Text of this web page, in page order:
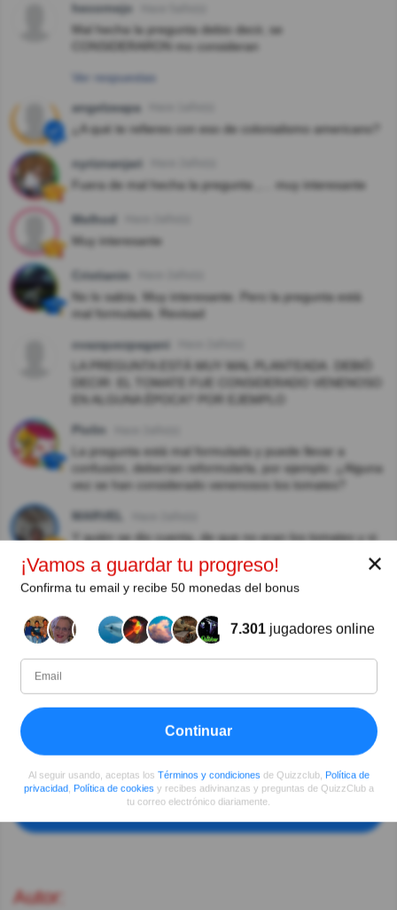
hecornejo
Mal hecha la pregunta debio decir, se
CONSIDERARON mo consideran
Ver respuestas
angelzeapa
¿A qué te refieres con eso de colonialismo americano?
nyriznanjari
Fuera de mal hecha la pregunta ,… muy interesante
Melhod
Muy interesante
Cristianin
No lo sabía. Muy interesante. Pero la pregunta está
mal formulada. Revisad
cvazquezpagani
LA PREGUNTA ESTÁ MUY MAL PLANTEADA. DEBIÓ
DECIR: EL TOMATE FUE CONSIDERADO VENENOSO
EN ALGUNA ÉPOCA? POR EJEMPLO
Piolin
La pregunta está mal formulada y puede llevar a
confusión, deberían reformularla, por ejemplo: ¿Alguna
vez se han considerado venenosos los tomates?
MARVEL
Y quién se dio cuenta, de que no eran los tomates y si
Sunem Hace 3año(s)
RPO Hace 3año(s)
Pregunta mal planteada, pero el tema es interesante
Rex Ochoa Hace 3año(s)
Ver más comentarios
Autor:
✕
¡Vamos a guardar tu progreso!
Confirma tu email y recibe 50 monedas del bonus
7.301 jugadores online
Continuar
Al seguir usando, aceptas los Términos y condiciones de Quizzclub, Política de
privacidad, Política de cookies y recibes adivinanzas y preguntas de QuizzClub a
tu correo electrónico diariamente.